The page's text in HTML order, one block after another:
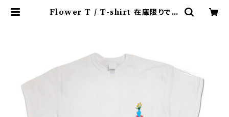
Flower T / T-shirt 在庫限りで終